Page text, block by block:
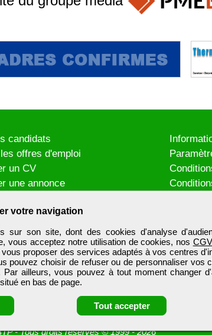
votre navigation
sur son site, dont des cookies d'analyse
vous acceptez notre utilisation de cookies, nos
proposer des services adaptés à vos centres
pouvez choisir de refuser ou de personnaliser vos
Par ailleurs, vous pouvez à tout moment changer
en bas de page.
Tout accepter
candidats
offres d'emploi
un CV
une annonce
-Tous droits réservés © 1999 - 2026